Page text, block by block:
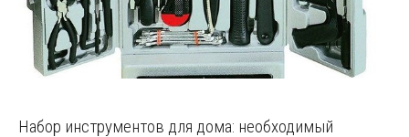
Набор инструментов для дома: необходимый